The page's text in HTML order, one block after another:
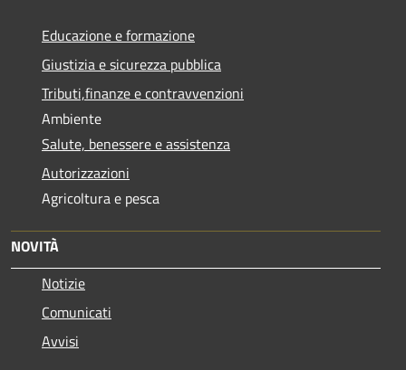
Educazione e formazione
Giustizia e sicurezza pubblica
Tributi,finanze e contravvenzioni
Ambiente
Salute, benessere e assistenza
Autorizzazioni
Agricoltura e pesca
NOVITÀ
Notizie
Comunicati
Avvisi